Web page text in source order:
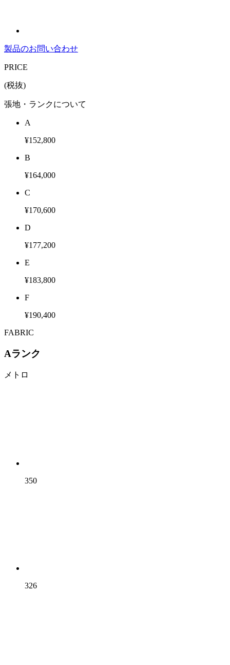
製品のお問い合わせ
PRICE
(税抜)
張地・ランクについて
A
¥152,800
B
¥164,000
C
¥170,600
D
¥177,200
E
¥183,800
F
¥190,400
FABRIC
Aランク
メトロ
350
326